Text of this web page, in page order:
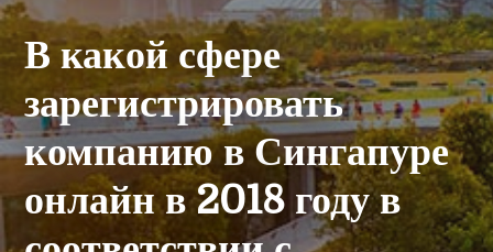
В какой сфере
зарегистрировать
компанию в Сингапуре
онлайн в 2018 году в